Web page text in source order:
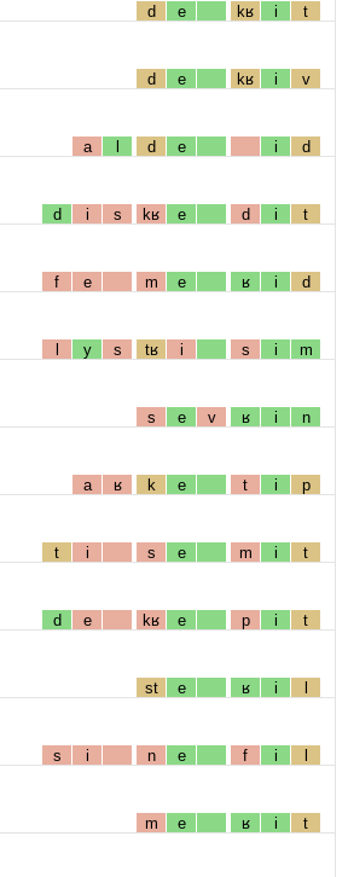
d e kʁ i t
d e kʁ i v
a l d e i d
d i s kʁ e d i t
f e m e ʁ i d
l y s tʁ i s i m
s e v ʁ i n
a ʁ k e t i p
t i s e m i t
d e kʁ e p i t
st e ʁ i l
s i n e f i l
m e ʁ i t